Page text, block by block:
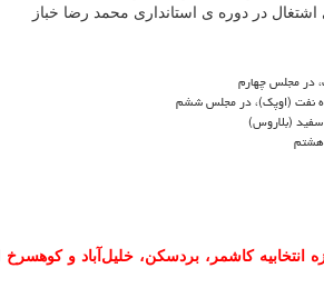
در دوره ی استانداری محمد رضا خباز
در مجلس چهارم
نفت (اوپك)، در مجلس ششم
سفید (بلاروس)
هشتم
انتخابیه کاشمر، بردسکن، خلیل‌آباد و کوهسرخ